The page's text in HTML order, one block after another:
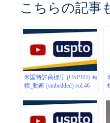
こちらの記事
米国特許商標庁 (USPTO) 商
標_動画 (embedded) vol.46